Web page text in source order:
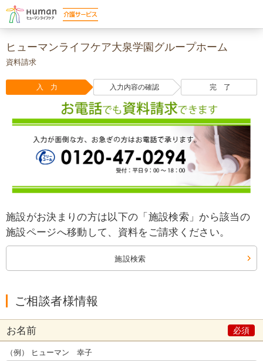
ヒューマンライフケア大泉学園グループホーム
資料請求
入 力 入力内容の確認 完 了
施設がお決まりの方は以下の「施設検索」から該当の
施設ページへ移動して、資料をご請求ください。
施設検索
ご相談者様情報
お名前
（例） ヒューマン 幸子